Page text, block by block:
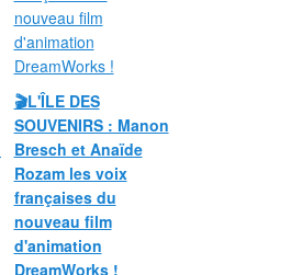
🎬L'ÎLE DES
SOUVENIRS : Manon
Bresch et Anaïde
Rozam les voix
françaises du
nouveau film
d'animation
DreamWorks !